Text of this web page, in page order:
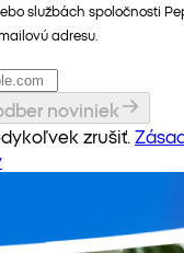
službách spoločnosti
adresu.
noviniek
zrušiť.